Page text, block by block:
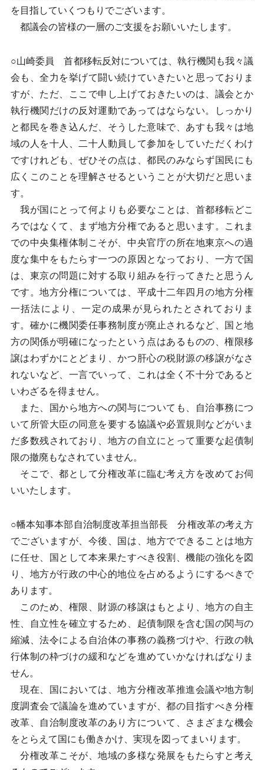
を目指していくつもりでございます。
都議会の皆様の一層のご支援をお願いいたします。
○山崎委員 首都移転反対については、執行機関も我々議
会も、全力を挙げて闘い続けていきたいと思っておりま
すが、ただ、ここで申し上げておきたいのは、議会とか
執行機関だけの反対運動であってはならない。しっかり
と都民を巻き込んだ、そうした意味で、あすも我々は地
域の人を十人、二十人動員して参加をしていただくわけ
ですけれども、ぜひその点は、都民のみならず国民にも
広くこのことを理解させるということが大切だと思いま
す。
我が国にとって何よりも必要なことは、首都移転どこ
ろではなくて、まず地方分権であると思います。これま
での中央集権体制こそが、中央官庁の所在地東京への過
度な集中をもたらす一つの原因となっており、一方で国
は、東京の問題に対する取り組みを行ってきたと思うん
です。地方分権については、平成十二年四月の地方分権
一括法により、一定の成果が見られたとされておりま
す。確かに機関委任事務制度が廃止されるなど、国と地
方の関係が明確になったという点はあるものの、権限移
譲はわずかにとどまり、かつ肝心の税財源の移譲がなさ
れないなど、一言でいって、これは全く不十分であると
いわざるを得ません。
また、国から地方への関与についても、自治事務につ
いて所管大臣の同意を要する協議や必置規則などがいま
だ多数残されており、地方の自立にとって重要な起債制
限の撤廃もなされていません。
そこで、都として分権改革に臨む考え方を改めてお伺
いいたします。
○幡本知事本部自治制度改革担当部長 分権改革の考え方
でございますが、今後、国は、地方でできることは地方
に任せ、国として本来果たすべき役割、機能の強化を図
り、地方が行政の中心的地位を占めるようにするべきで
あります。
このため、権限、財源の移譲はもとより、地方の自主
性、自立性を確立するため、起債制限を含む国の関与の
縮減、法令による自治体の事務の義務づけや、行政の執
行体制の枠づけの緩和などを進めていかなければなりま
せん。
現在、国においては、地方分権改革推進会議や地方制
度調査会で議論を進めていますが、都の目指すべき分権
改革、自治制度改革のあり方について、さまざまな機会
をとらえて国にも働きかけ、実現を図ってまいります。
分権改革こそが、地域の多様な発展をもたらすと考え